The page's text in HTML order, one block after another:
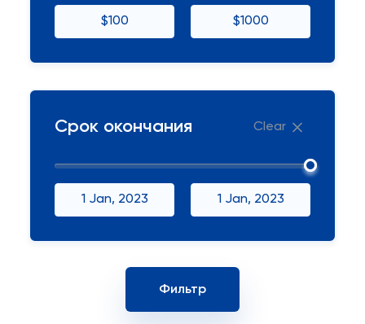
$100 $1000
Срок окончания Clear
1 Jan, 2023 1 Jan, 2023